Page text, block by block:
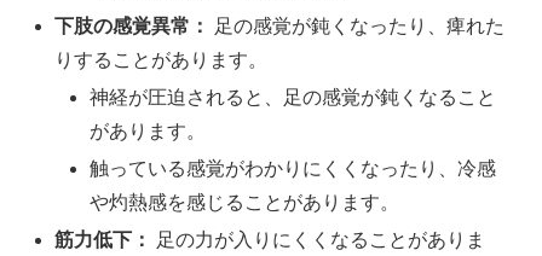
下肢の感覚異常：
足の感覚が鈍くなったり、痺れた
りすることがあります。
神経が圧迫されると、足の感覚が鈍くなること
があります。
触っている感覚がわかりにくくなったり、冷感
や灼熱感を感じることがあります。
筋力低下：
足の力が入りにくくなることがありま